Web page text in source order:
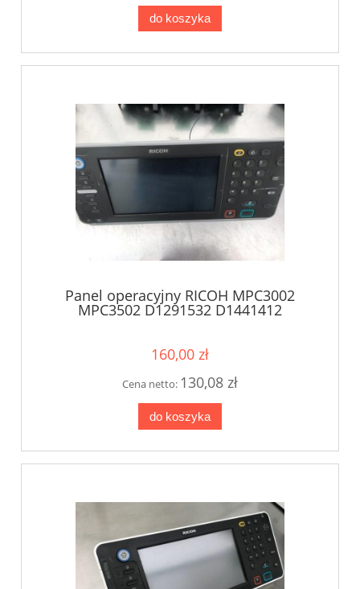
do koszyka
Panel operacyjny RICOH MPC3002
MPC3502 D1291532 D1441412
160,00 zł
Cena netto: 130,08 zł
do koszyka